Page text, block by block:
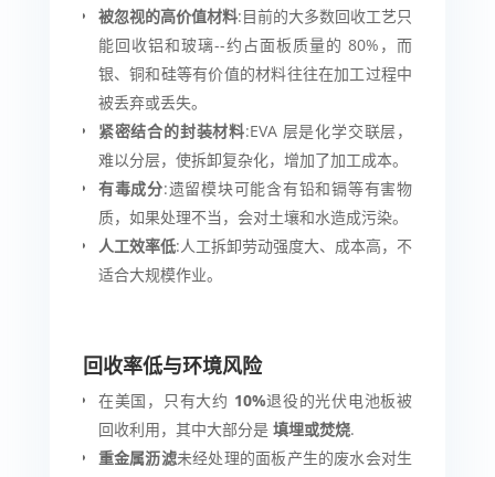
被忽视的高价值材料:目前的大多数回收工艺只
能回收铝和玻璃--约占面板质量的 80%，而
银、铜和硅等有价值的材料往往在加工过程中
被丢弃或丢失。
紧密结合的封装材料:EVA 层是化学交联层，
难以分层，使拆卸复杂化，增加了加工成本。
有毒成分:遗留模块可能含有铅和镉等有害物
质，如果处理不当，会对土壤和水造成污染。
人工效率低:人工拆卸劳动强度大、成本高，不
适合大规模作业。
回收率低与环境风险
在美国，只有大约 10%退役的光伏电池板被
回收利用，其中大部分是 填埋或焚烧.
重金属沥滤未经处理的面板产生的废水会对生